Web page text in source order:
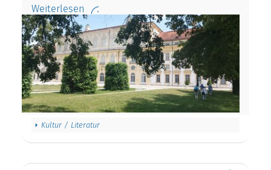
Weiterlesen
Kultur / Literatur